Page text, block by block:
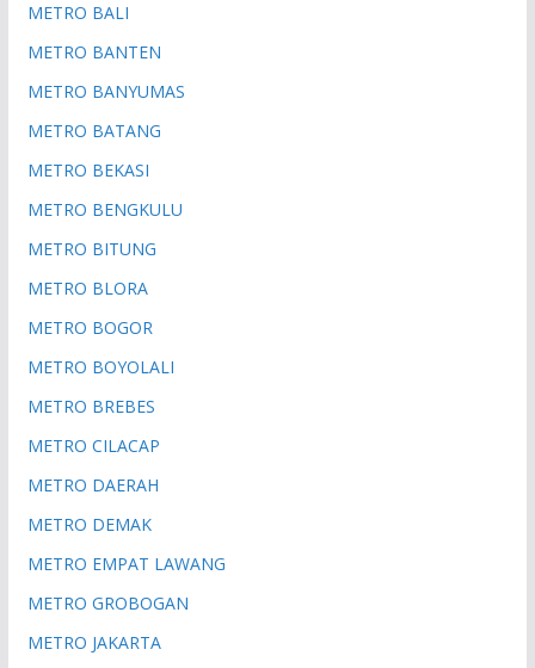
METRO BALI
METRO BANTEN
METRO BANYUMAS
METRO BATANG
METRO BEKASI
METRO BENGKULU
METRO BITUNG
METRO BLORA
METRO BOGOR
METRO BOYOLALI
METRO BREBES
METRO CILACAP
METRO DAERAH
METRO DEMAK
METRO EMPAT LAWANG
METRO GROBOGAN
METRO JAKARTA